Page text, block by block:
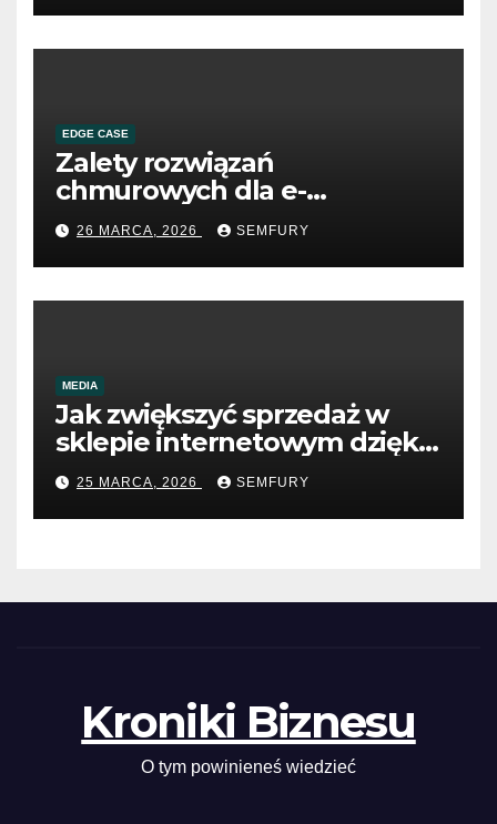
EDGE CASE
Zalety rozwiązań
chmurowych dla e-
commerce B2B
26 MARCA, 2026 SEMFURY
MEDIA
Jak zwiększyć sprzedaż w
sklepie internetowym dzięki
SEO
25 MARCA, 2026 SEMFURY
Kroniki Biznesu
O tym powinieneś wiedzieć